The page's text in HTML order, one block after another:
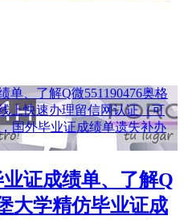
证成绩单、了解Q
大学精仿毕业证成